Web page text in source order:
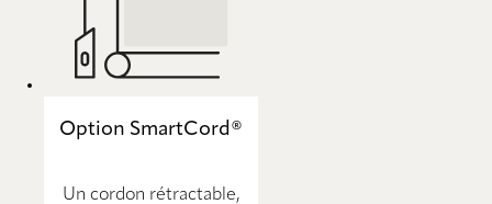
Option SmartCord®
Un cordon rétractable,